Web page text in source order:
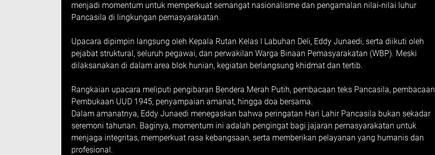
menjadi momentum untuk memperkuat semangat nasionalisme dan pengamalan nilai-nilai luhur
Pancasila di lingkungan pemasyarakatan.
Upacara dipimpin langsung oleh Kepala Rutan Kelas I Labuhan Deli, Eddy Junaedi, serta diikuti oleh
pejabat struktural, seluruh pegawai, dan perwakilan Warga Binaan Pemasyarakatan (WBP). Meski
dilaksanakan di dalam area blok hunian, kegiatan berlangsung khidmat dan tertib.
Rangkaian upacara meliputi pengibaran Bendera Merah Putih, pembacaan teks Pancasila, pembacaan
Pembukaan UUD 1945, penyampaian amanat, hingga doa bersama.
Dalam amanatnya, Eddy Junaedi menegaskan bahwa peringatan Hari Lahir Pancasila bukan sekadar
seremoni tahunan. Baginya, momentum ini adalah pengingat bagi jajaran pemasyarakatan untuk
menjaga integritas, memperkuat rasa kebangsaan, serta memberikan pelayanan yang humanis dan
profesional.